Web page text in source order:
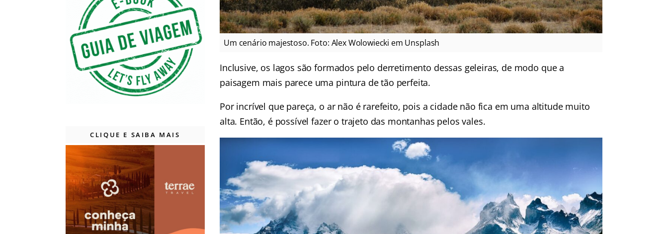
Um cenário majestoso. Foto: Alex Wolowiecki em Unsplash
Inclusive, os lagos são formados pelo derretimento dessas geleiras, de modo que a
paisagem mais parece uma pintura de tão perfeita.
Por incrível que pareça, o ar não é rarefeito, pois a cidade não fica em uma altitude muito
alta. Então, é possível fazer o trajeto das montanhas pelos vales.
CLIQUE E SAIBA MAIS